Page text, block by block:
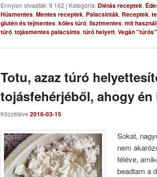
Ennyien olvasták: 9 162 | Kategória: Diétás receptek,
Húsmentes, Mentes receptek, Palacsinták, Receptek,
glutén és tejmentes, köles túró, lisztmentes, mit
túró, tojásmentes palacsinta, túró helyett, Vegán
Totu, azaz túró
tojásfehérjéből, ahogy én
Közzétéve 2016-03-15
Sokat,
nem
féléve,
beadtam a